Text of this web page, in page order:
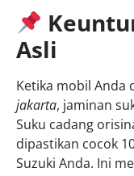
Asli
Ketika mobil Anda
jakarta, jaminan
Suku cadang
dipastikan cocok
Suzuki Anda. Ini